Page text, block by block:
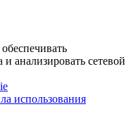
анализировать сетевой
использования